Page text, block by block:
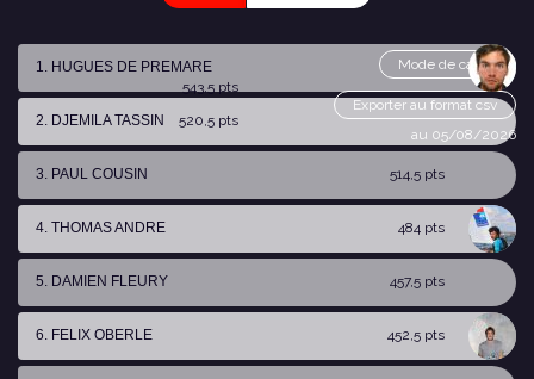
Mode de calcul
Exporter au format csv
au 05/08/2026
1. HUGUES DE PREMARE
543,5 pts
2. DJEMILA TASSIN
520,5 pts
3. PAUL COUSIN 514,5 pts
4. THOMAS ANDRE 484 pts
5. DAMIEN FLEURY 457,5 pts
6. FELIX OBERLE 452,5 pts